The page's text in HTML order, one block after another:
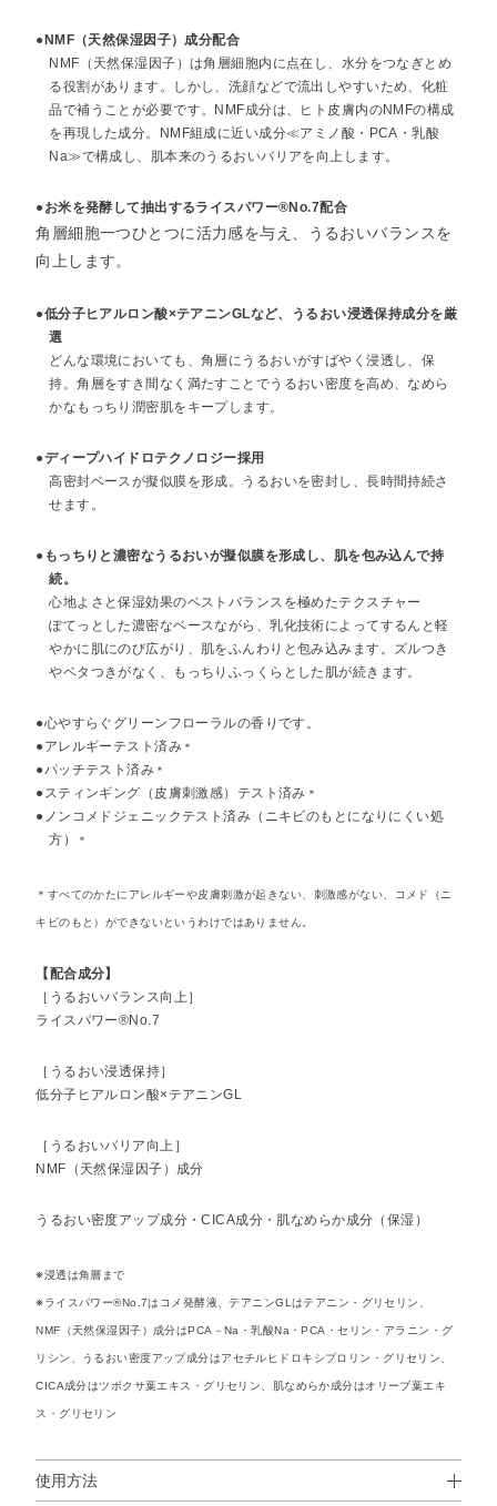
●NMF（天然保湿因子）成分配合
NMF（天然保湿因子）は角層細胞内に点在し、水分をつなぎとめ
る役割があります。しかし、洗顔などで流出しやすいため、化粧
品で補うことが必要です。NMF成分は、ヒト皮膚内のNMFの構成
を再現した成分。NMF組成に近い成分≪アミノ酸・PCA・乳酸
Na≫で構成し、肌本来のうるおいバリアを向上します。
●お米を発酵して抽出するライスパワー®No.7配合
角層細胞一つひとつに活力感を与え、うるおいバランスを
向上します。
●低分子ヒアルロン酸×テアニンGLなど、うるおい浸透保持成分を厳
選
どんな環境においても、角層にうるおいがすばやく浸透し、保
持。角層をすき間なく満たすことでうるおい密度を高め、なめら
かなもっちり潤密肌をキープします。
●ディープハイドロテクノロジー採用
高密封ベースが擬似膜を形成。うるおいを密封し、長時間持続さ
せます。
●もっちりと濃密なうるおいが擬似膜を形成し、肌を包み込んで持
続。
心地よさと保湿効果のベストバランスを極めたテクスチャー
ぽてっとした濃密なベースながら、乳化技術によってするんと軽
やかに肌にのび広がり、肌をふんわりと包み込みます。ズルつき
やベタつきがなく、もっちりふっくらとした肌が続きます。
●心やすらぐグリーンフローラルの香りです。
●アレルギーテスト済み＊
●パッチテスト済み ＊
●スティンギング（皮膚刺激感）テスト済み ＊
●ノンコメドジェニックテスト済み（ニキビのもとになりにくい処
方）
＊
＊すべてのかたにアレルギーや皮膚刺激が起きない、刺激感がない、コメド（ニ
キビのもと）ができないというわけではありません。
【配合成分】
［うるおいバランス向上］
ライスパワー®No.7
［うるおい浸透保持］
低分子ヒアルロン酸×テアニンGL
［うるおいバリア向上］
NMF（天然保湿因子）成分
うるおい密度アップ成分・CICA成分・肌なめらか成分（保湿）
※浸透は角層まで
※ライスパワー®No.7はコメ発酵液、テアニンGLはテアニン・グリセリン、
NMF（天然保湿因子）成分はPCA－Na・乳酸Na・PCA・セリン・アラニン・グ
リシン、うるおい密度アップ成分はアセチルヒドロキシプロリン・グリセリン、
CICA成分はツボクサ葉エキス・グリセリン、肌なめらか成分はオリーブ葉エキ
ス・グリセリン
使用方法